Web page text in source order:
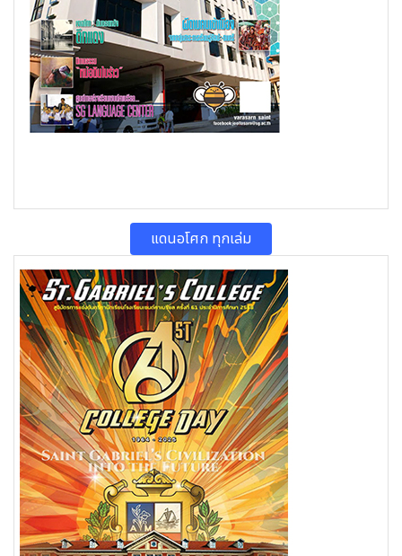
แดนอโศก ทุกเล่ม